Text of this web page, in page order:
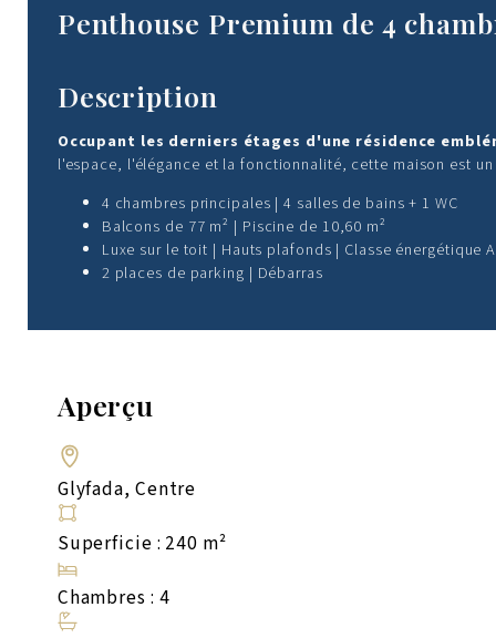
Penthouse Premium de 4
Description
Occupant les derniers étages d'une résidence
l'espace, l'élégance et la fonctionnalité, cette maison est
4 chambres principales | 4 salles de bains + 1 WC
Balcons de 77 m² | Piscine de 10,60 m²
Luxe sur le toit | Hauts plafonds | Classe énergétique
2 places de parking | Débarras
Aperçu
Glyfada, Centre
Superficie : 240 m²
Chambres : 4